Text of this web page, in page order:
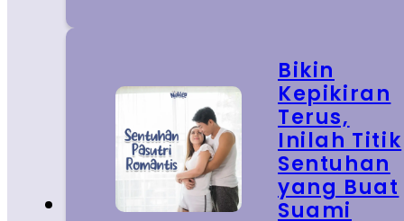
Bikin
Kepikiran
Terus,
Inilah Titik
Sentuhan
yang Buat
Suami